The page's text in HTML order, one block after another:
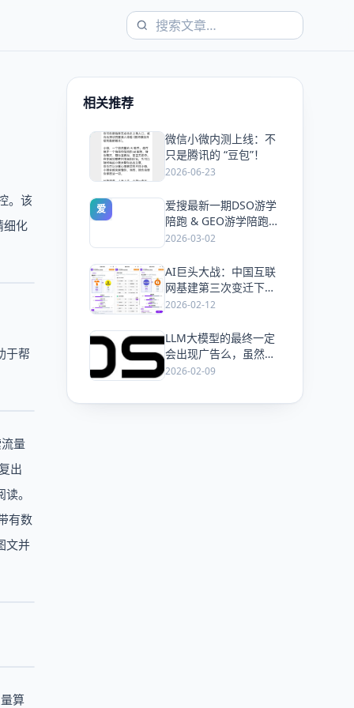
。该
细化
于帮
量
出
。
有数
文并
算
相关推荐
爱
微信小微内测上线：不
只是腾讯的 “豆包”！
2026-06-23
爱
爱搜最新一期DSO游学
陪跑 & GEO游学陪跑双
课同开，5天手把手教
2026-03-02
爱
AI巨头大战：中国互联
网基建第三次变迁下的
风口与机会！
2026-02-12
爱
LLM大模型的最终一定
会出现广告么，虽然
ChatGPT 已经加了广
么？
2026-02-09